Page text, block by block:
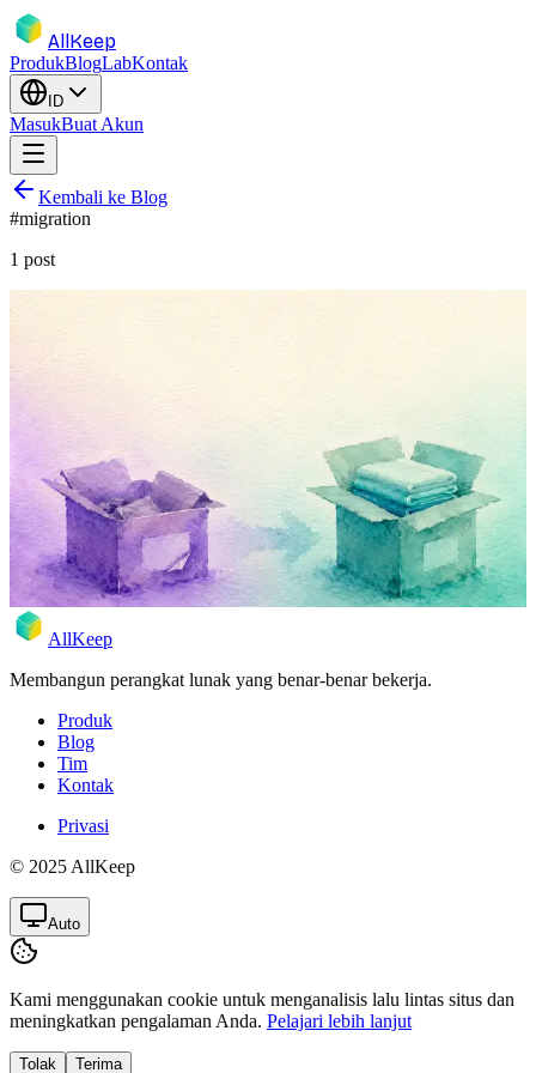
AllKeep
ProdukBlogLabKontak
ID
MasukBuat Akun
Kembali ke Blog
#migration
1 post
Berikut yang Harus Dilakukan Minggu
Ini.
Encircle pivot ke kontraktor restorasi di 2026. Kalau Anda
mengatalogkan rumah di sana, ini rencana tiga langkah yang tenang
untuk migrasi.
17 Mei 2026 Rodion
AllKeep
Membangun perangkat lunak yang benar-benar bekerja.
Produk
Blog
Tim
Kontak
Privasi
© 2025 AllKeep
Auto
Kami menggunakan cookie untuk menganalisis lalu lintas situs dan
meningkatkan pengalaman Anda. Pelajari lebih lanjut
Tolak Terima